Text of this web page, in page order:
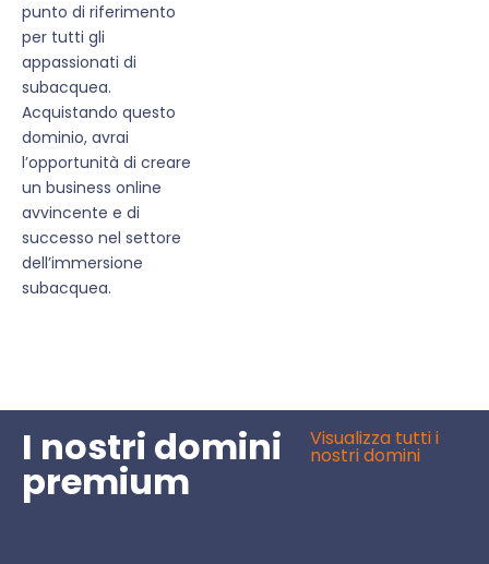
punto di riferimento
per tutti gli
appassionati di
subacquea.
Acquistando questo
dominio, avrai
l’opportunità di creare
un business online
avvincente e di
successo nel settore
dell’immersione
subacquea.
I nostri domini
premium
Visualizza tutti i
nostri domini